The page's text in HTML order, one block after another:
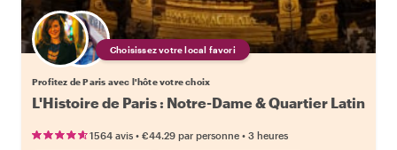
Choisissez votre local favori
Profitez de Paris avec l'hôte votre choix
L'Histoire de Paris : Notre-Dame & Quartier Latin
1564 avis • €44.29 par personne • 3 heures